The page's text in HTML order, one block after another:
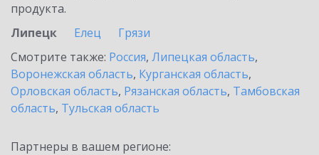
продукта.
Липецк
Елец
Грязи
Смотрите также: Россия, Липецкая область,
Воронежская область, Курганская область,
Орловская область, Рязанская область, Тамбовская
область, Тульская область
Партнеры в вашем регионе: